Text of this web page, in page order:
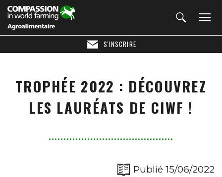
S'INSCRIRE
TROPHÉE 2022 : DÉCOUVREZ
LES LAURÉATS DE CIWF !
Publié 15/06/2022